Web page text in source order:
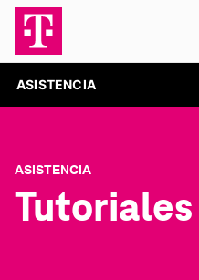
ASISTENCIA
ASISTENCIA
Tutoriales